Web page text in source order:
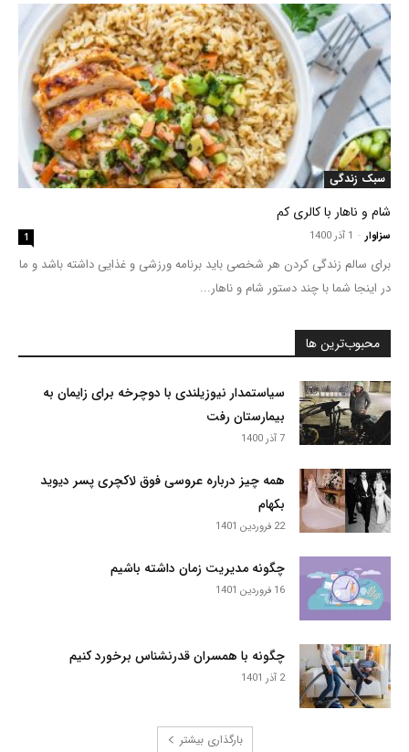
سبک زندگی
شام و ناهار با کالری کم
سزاوار - 1 آذر 1400 1
برای سالم زندگی کردن هر شخصی باید برنامه ورزشی و غذایی داشته باشد و ما
در اینجا شما با چند دستور شام و ناهار...
محبوب‌ترین ها
سیاستمدار نیوزیلندی با دوچرخه برای زایمان به
بیمارستان رفت
7 آذر 1400
همه چیز درباره عروسی فوق لاکچری پسر دیوید
بکهام
22 فروردین 1401
چگونه مدیریت زمان داشته باشیم
16 فروردین 1401
چگونه با همسران قدرنشناس برخورد کنیم
2 آذر 1401
بارگذاری بیشتر